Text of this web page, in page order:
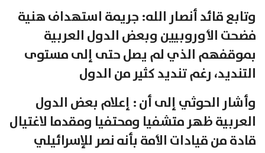
وتابع قائد أنصار الله: جريمة استهداف هنية
فضحت الأوروبيين وبعض الدول العربية
بموقفهم الذي لم يصل حتى إلى مستوى
التنديد، رغم تنديد كثير من الدول
وأشار الحوثي إلى أن : إعلام بعض الدول
العربية ظهر متشفيا ومحتفيا ومقدما لاغتيال
قادة من قيادات الأمة بأنه نصر للإسرائيلي